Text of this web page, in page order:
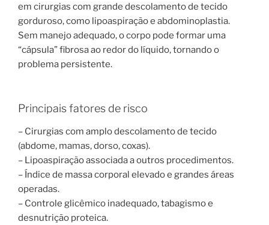
em cirurgias com grande descolamento de tecido
gorduroso, como lipoaspiração e abdominoplastia.
Sem manejo adequado, o corpo pode formar uma
“cápsula” fibrosa ao redor do líquido, tornando o
problema persistente.
Principais fatores de risco
– Cirurgias com amplo descolamento de tecido
(abdome, mamas, dorso, coxas).
– Lipoaspiração associada a outros procedimentos.
– Índice de massa corporal elevado e grandes áreas
operadas.
– Controle glicêmico inadequado, tabagismo e
desnutrição proteica.